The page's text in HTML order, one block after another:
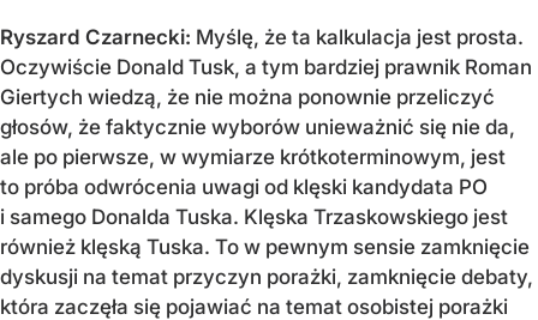
Ryszard Czarnecki: Myślę, że ta kalkulacja jest prosta.
Oczywiście Donald Tusk, a tym bardziej prawnik Roman
Giertych wiedzą, że nie można ponownie przeliczyć
głosów, że faktycznie wyborów unieważnić się nie da,
ale po pierwsze, w wymiarze krótkoterminowym, jest
to próba odwrócenia uwagi od klęski kandydata PO
i samego Donalda Tuska. Klęska Trzaskowskiego jest
również klęską Tuska. To w pewnym sensie zamknięcie
dyskusji na temat przyczyn porażki, zamknięcie debaty,
która zaczęła się pojawiać na temat osobistej porażki